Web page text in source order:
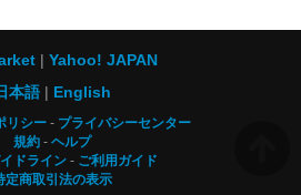
Yahoo! JAPAN
本語
English
リシー
プライバシーセンター
規約
ヘルプ
ドライン
ご利用ガイド
定商取引法の表示